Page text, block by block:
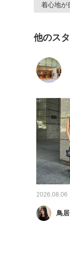
着心地が
他のス
2026.08.06
鳥